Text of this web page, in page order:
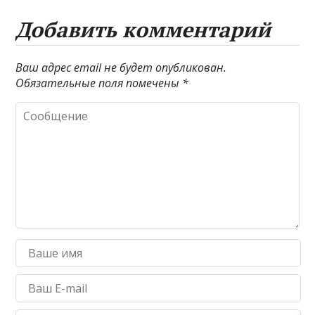
Добавить комментарий
Ваш адрес email не будет опубликован.
Обязательные поля помечены *